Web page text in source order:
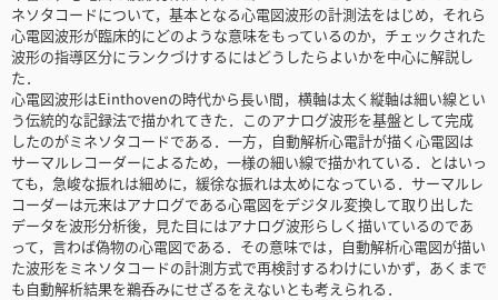
ネソタコードについて，基本となる心電図波形の計測法をはじめ，それら
心電図波形が臨床的にどのような意味をもっているのか，チェックされた
波形の指導区分にランクづけするにはどうしたらよいかを中心に解説し
た．
心電図波形はEinthovenの時代から長い間，横軸は太く縦軸は細い線とい
う伝統的な記録法で描かれてきた．このアナログ波形を基盤として完成
したのがミネソタコードである．一方，自動解析心電計が描く心電図は
サーマルレコーダーによるため，一様の細い線で描かれている．とはいっ
ても，急峻な振れは細めに，緩徐な振れは太めになっている．サーマルレ
コーダーは元来はアナログである心電図をデジタル変換して取り出した
データを波形分析後，見た目にはアナログ波形らしく描いているのであ
って，言わば偽物の心電図である．その意味では，自動解析心電図が描い
た波形をミネソタコードの計測方式で再検討するわけにいかず，あくまで
も自動解析結果を鵜呑みにせざるをえないとも考えられる．